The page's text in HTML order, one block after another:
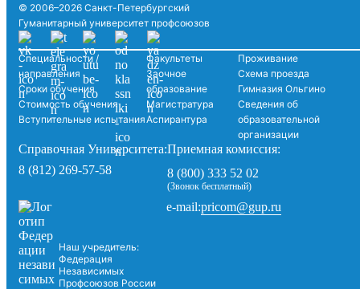
© 2006–2026 Санкт-Петербургский
Гуманитарный университет профсоюзов
Специальности /
направления
Сроки обучения
Стоимость обучения
Вступительные испытания
Факультеты
Заочное
образование
Магистратура
Аспирантура
Проживание
Схема проезда
Гимназия Ольгино
Сведения об
образовательной
организации
Справочная Университета:
8 (812) 269-57-58
Приемная комиссия:
8 (800) 333 52 02
(Звонок бесплатный)
Наш учредитель:
Федерация
Независимых
Профсоюзов России
e-mail:pricom@gup.ru